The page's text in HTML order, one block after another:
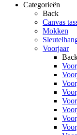
Categorieën
Back
Canvas
Mokken
Voorjaar